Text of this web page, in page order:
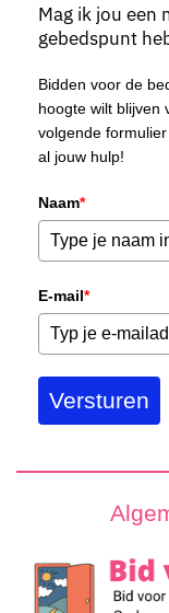
Mag ik jou een
gebedspunt
Bidden voor de
hoogte wilt blijven
volgende
al jouw hulp!
Naam*
E-mail*
Versturen